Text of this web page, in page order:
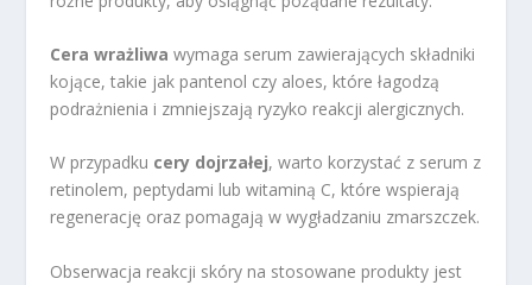
Cera wrażliwa wymaga serum zawierających składniki
kojące, takie jak pantenol czy aloes, które łagodzą
podrażnienia i zmniejszają ryzyko reakcji alergicznych.
W przypadku cery dojrzałej, warto korzystać z serum z
retinolem, peptydami lub witaminą C, które wspierają
regenerację oraz pomagają w wygładzaniu zmarszczek.
Obserwacja reakcji skóry na stosowane produkty jest